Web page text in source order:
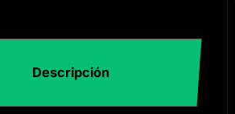
Descripción